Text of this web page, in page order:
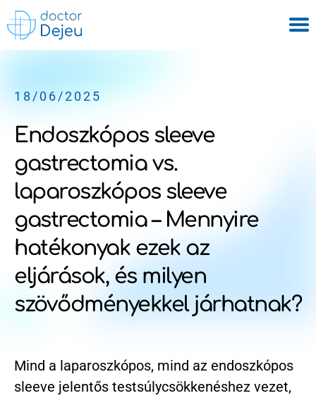
18/06/2025
Endoszkópos sleeve
gastrectomia vs.
laparoszkópos sleeve
gastrectomia – Mennyire
hatékonyak ezek az
eljárások, és milyen
szövődményekkel járhatnak?
Mind a laparoszkópos, mind az endoszkópos
sleeve jelentős testsúlycsökkenéshez vezet,